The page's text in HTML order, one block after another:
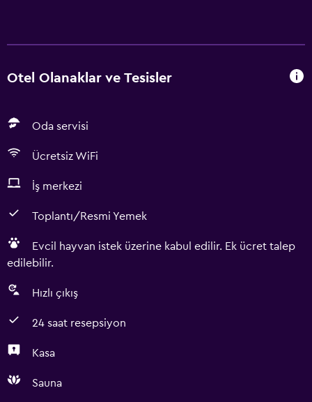
Otel Olanaklar ve Tesisler
Oda servisi
Ücretsiz WiFi
İş merkezi
Toplantı/Resmi Yemek
Evcil hayvan istek üzerine kabul edilir. Ek ücret talep
edilebilir.
Hızlı çıkış
24 saat resepsiyon
Kasa
Sauna